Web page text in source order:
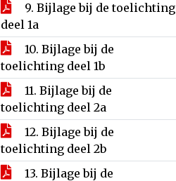
9. Bijlage bij de toelichting
deel 1a
10. Bijlage bij de
toelichting deel 1b
11. Bijlage bij de
toelichting deel 2a
12. Bijlage bij de
toelichting deel 2b
13. Bijlage bij de